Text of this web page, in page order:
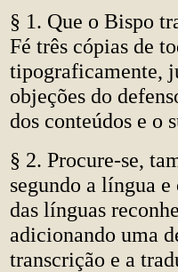
§ 1. Que o Bispo
Fé três cópias de
tipograficamente,
objeções do
dos conteúdos e o
§ 2. Procure-se,
segundo a língua
das línguas
adicionando uma
transcrição e a